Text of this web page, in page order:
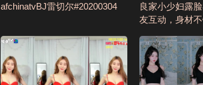
afchinatvBJ雷切尔#20200304
良家小少妇露
友互动，身材
浪荡呻吟编号